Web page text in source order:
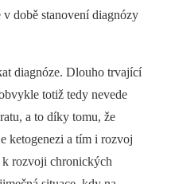
době stanovení diagnózy
diagnóze. Dlouho trvající
totiž tedy nevede
a to díky tomu, že
ketogenezi a tím i rozvoj
k rozvoji chronických